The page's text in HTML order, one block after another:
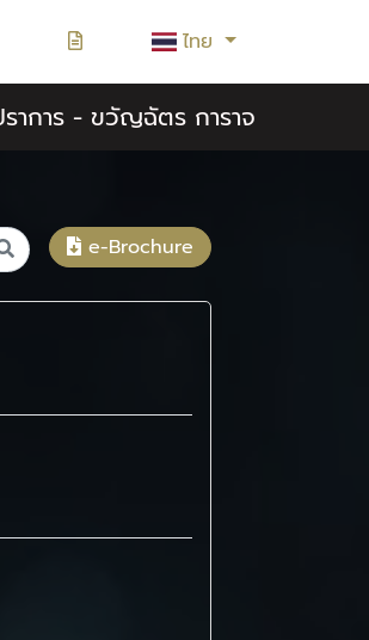
ไทย
าการ - ขวัญฉัตร การาจ
e-Brochure